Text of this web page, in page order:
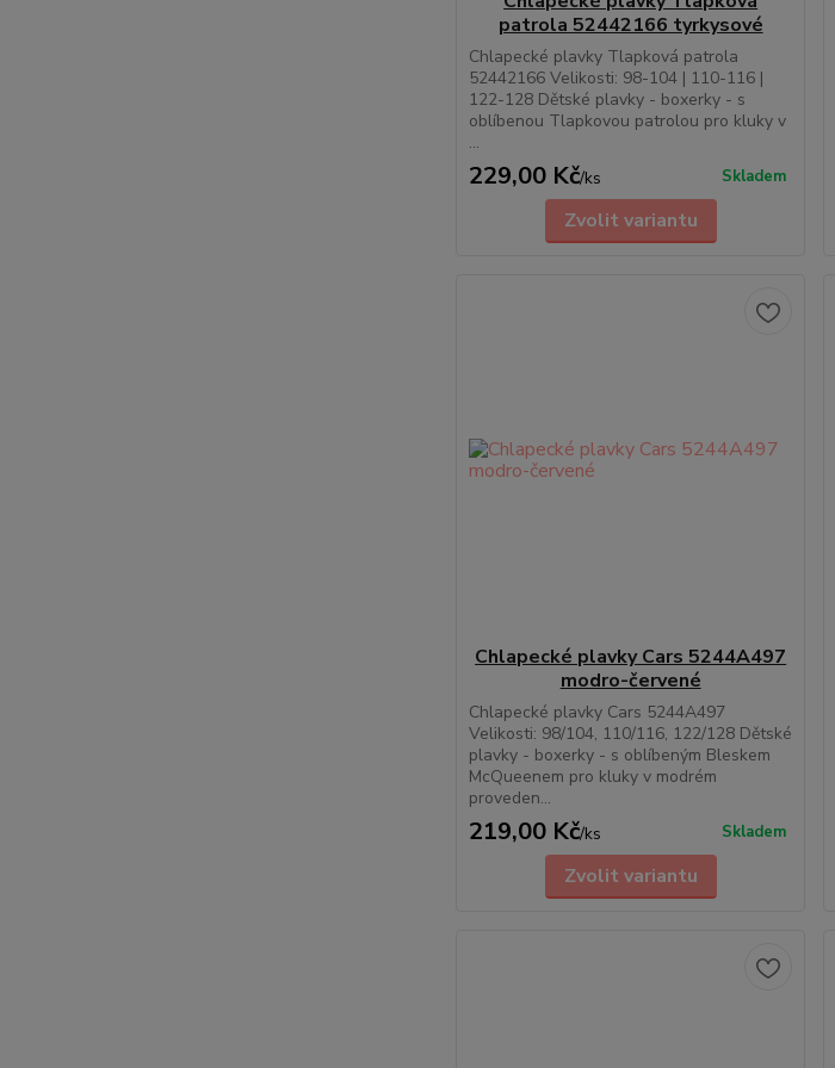
patrola 52442166 tyrkysové
Chlapecké plavky Tlapková patrola
52442166 Velikosti: 98-104 | 110-116 |
122-128 Dětské plavky - boxerky - s
oblíbenou Tlapkovou patrolou pro kluky v
...
229,00 Kč/ks Skladem
Zvolit variantu
Chlapecké plavky Cars 5244A497
modro-červené
Chlapecké plavky Cars 5244A497
Velikosti: 98/104, 110/116, 122/128 Dětské
plavky - boxerky - s oblíbeným Bleskem
McQueenem pro kluky v modrém
proveden...
219,00 Kč/ks Skladem
Zvolit variantu